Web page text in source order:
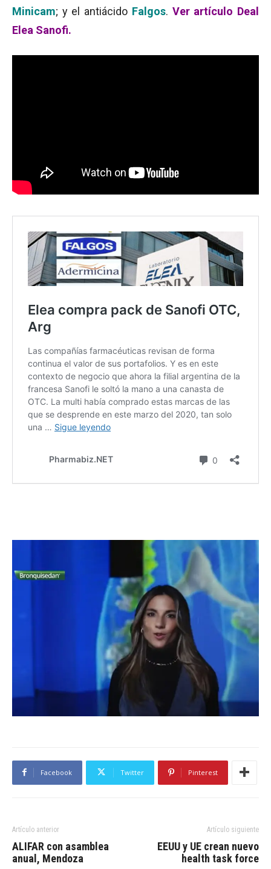
Minicam; y el antiácido Falgos. Ver artículo Deal
Elea Sanofi.
Facebook Twitter Pinterest
Artículo anterior
ALIFAR con asamblea
anual, Mendoza
Artículo siguiente
EEUU y UE crean nuevo
health task force